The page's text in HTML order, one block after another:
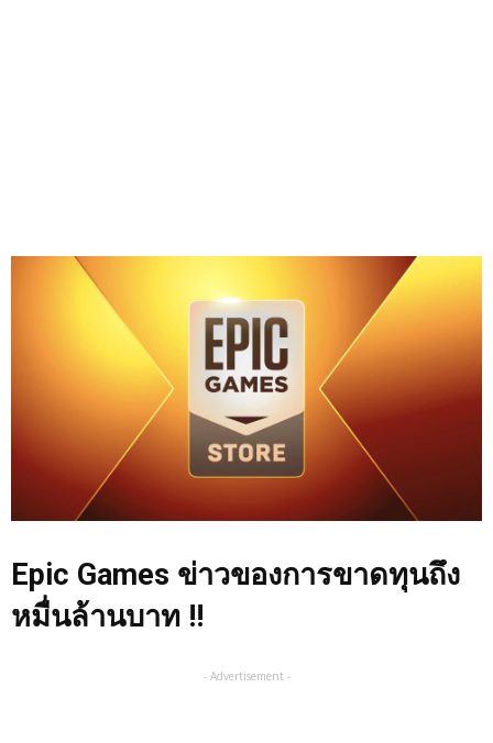
Epic Games ข่าวของการขาดทุนถึง
หมื่นล้านบาท !!
- Advertisement -